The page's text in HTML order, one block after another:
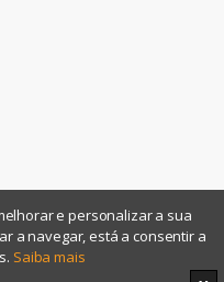
e personalizar a sua
a navegar, está a consentir a
Saiba mais